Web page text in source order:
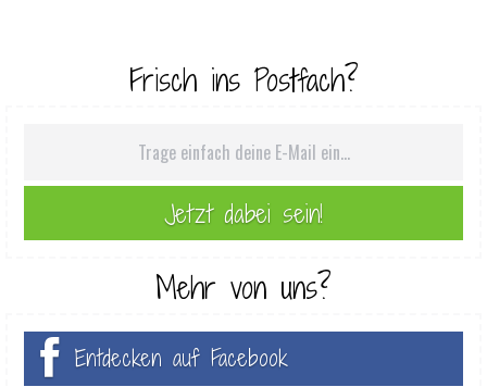
Frisch ins Postfach?
Mehr von uns?
Entdecken auf Facebook